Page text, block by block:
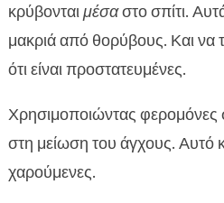
κρύβονταιμέσαστο σπίτι.
μακριά από θορύβους. Και να
ότι είναι προστατευμένες.
Χρησιμοποιώντας φερομόνες
στη μείωση του άγχους. Αυτό
χαρούμενες.